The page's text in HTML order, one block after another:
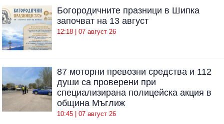
Богородичните празници в Шипка
започват на 13 август
12:18 | 07 август 26
87 моторни превозни средства и 112
души са проверени при
специализирана полицейска акция в
община Мъглиж
10:45 | 07 август 26